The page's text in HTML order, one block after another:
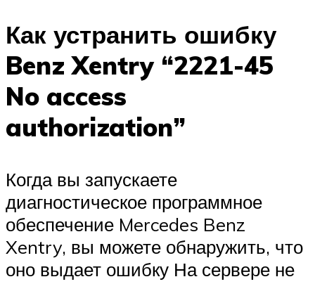
Как устранить ошибку
Benz Xentry “2221-45
No access
authorization”
Когда вы запускаете
диагностическое программное
обеспечение Mercedes Benz
Xentry, вы можете обнаружить, что
оно выдает ошибку На сервере не